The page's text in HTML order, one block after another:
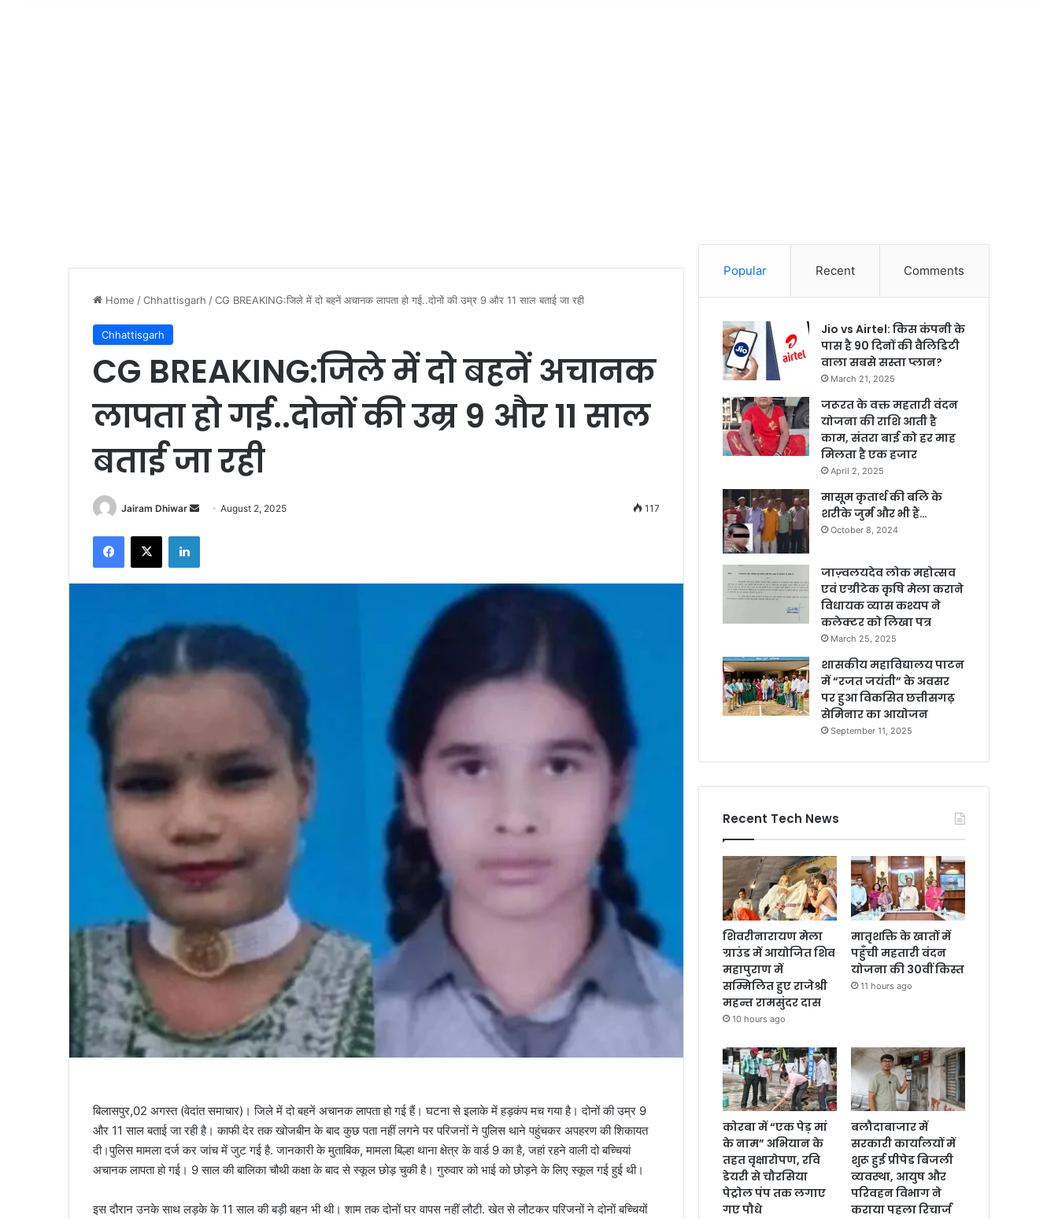
Home /Chhattisgarh /CG BREAKING:जिले में दो बहनें अचानक लापता हो गई..दोनों की उम्र 9 और 11 साल बताई जा रही
Chhattisgarh
CG BREAKING:जिले में दो बहनें अचानक
लापता हो गई..दोनों की उम्र 9 और 11 साल
बताई जा रही
Jairam Dhiwar
Send August 2, 2025 117
Facebook
X LinkedIn
बिलासपुर,02 अगस्त (वेदांत समाचार)। जिले में दो बहनें अचानक लापता हो गई हैं। घटना से इलाके में हड़कंप मच गया है। दोनों की उम्र 9
और 11 साल बताई जा रही है। काफी देर तक खोजबीन के बाद कुछ पता नहीं लगने पर परिजनों ने पुलिस थाने पहुंचकर अपहरण की शिकायत
दी।पुलिस मामला दर्ज कर जांच में जुट गई है. जानकारी के मुताबिक, मामला बिल्हा थाना क्षेत्र के वार्ड 9 का है, जहां रहने वाली दो बच्चियां
अचानक लापता हो गई। 9 साल की बालिका चौथी कक्षा के बाद से स्कूल छोड़ चुकी है। गुरुवार को भाई को छोड़ने के लिए स्कूल गई हुई थी।
इस दौरान उनके साथ लड़के के 11 साल की बड़ी बहन भी थी। शाम तक दोनों घर वापस नहीं लौटी. खेत से लौटकर परिजनों ने दोनों बच्चियों
Popular Recent Comments
Jio vs Airtel: किस कंपनी के
पास है 90 दिनों की वैलिडिटी
वाला सबसे सस्ता प्लान?
March 21, 2025
जरूरत के वक्त महतारी वंदन
योजना की राशि आती है
काम, संतरा बाई को हर माह
मिलता है एक हजार
April 2, 2025
मासूम कृतार्थ की बलि के
शरीके जुर्म और भी हैं…
October 8, 2024
जाज़्वलयदेव लोक महोत्सव
एवं एग्रीटेक कृषि मेला कराने
विधायक व्यास कश्यप ने
कलेक्टर को लिखा पत्र
March 25, 2025
शासकीय महाविद्यालय पाटन
में “रजत जयंती” के अवसर
पर हुआ विकसित छत्तीसगढ़
सेमिनार का आयोजन
September 11, 2025
Recent Tech News
शिवरीनारायण मेला
ग्राउंड में आयोजित शिव
महापुराण में
सम्मिलित हुए राजेश्री
महन्त रामसुंदर दास
10 hours ago
मातृशक्ति के खातों में
पहुँची महतारी वंदन
योजना की 30वीं किस्त
11 hours ago
कोरबा में “एक पेड़ मां
के नाम” अभियान के
तहत वृक्षारोपण, रवि
डेयरी से चौरसिया
पेट्रोल पंप तक लगाए
गए पौधे
बलौदाबाजार में
सरकारी कार्यालयों में
शुरू हुई प्रीपेड बिजली
व्यवस्था, आयुष और
परिवहन विभाग ने
कराया पहला रिचार्ज